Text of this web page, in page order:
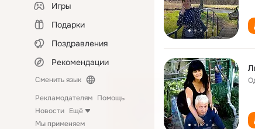
Игры
Подарки
Поздравления
Рекомендации
Сменить язык
Рекламодателям Помощь
Новости Ещё
Мы применяем